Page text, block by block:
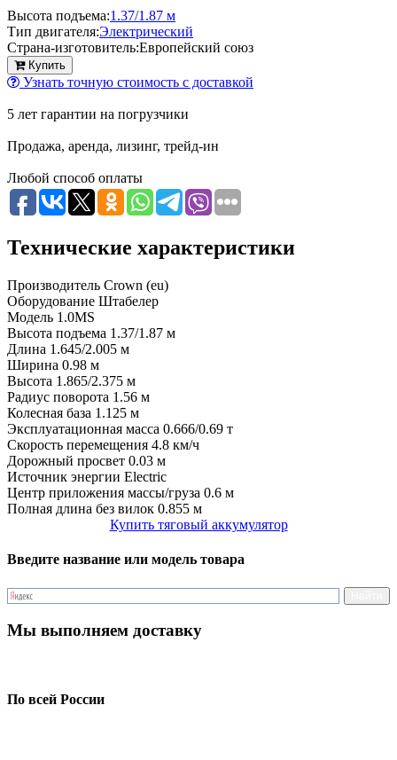
Высота подъема:1.37/1.87 м
Тип двигателя:Электрический
Страна-изготовитель:Европейский союз
Купить
Узнать точную стоимость с доставкой
5 лет гарантии на погрузчики
Продажа, аренда, лизинг, трейд-ин
Любой способ оплаты
Технические характеристики
Производитель Crown (eu)
Оборудование Штабелер
Модель 1.0MS
Высота подъема 1.37/1.87 м
Длина 1.645/2.005 м
Ширина 0.98 м
Высота 1.865/2.375 м
Радиус поворота 1.56 м
Колесная база 1.125 м
Эксплуатационная масса 0.666/0.69 т
Скорость перемещения 4.8 км/ч
Дорожный просвет 0.03 м
Источник энергии Electric
Центр приложения массы/груза 0.6 м
Полная длина без вилок 0.855 м
Купить тяговый аккумулятор
Введите название или модель товара
Мы выполняем доставку
По всей России